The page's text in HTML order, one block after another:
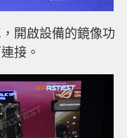
開啟設備的鏡像功
接。